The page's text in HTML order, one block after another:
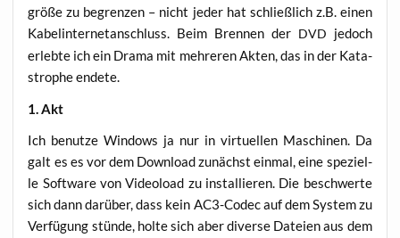
grö­ße zu begren­zen – nicht jeder hat schließ­lich z.B. einen
Kabel­in­ter­net­an­schluss. Beim Bren­nen der DVD jedoch
erleb­te ich ein Dra­ma mit meh­re­ren Akten, das in der Kata­
stro­phe endete.
1. Akt
Ich benut­ze Win­dows ja nur in vir­tu­el­len Maschi­nen. Da
galt es es vor dem Down­load zunächst ein­mal, eine spe­zi­el­
le Soft­ware von Video­load zu instal­lie­ren. Die beschwer­te
sich dann dar­über, dass kein AC3-Codec auf dem Sys­tem zu
Ver­fü­gung stün­de, hol­te sich aber diver­se Datei­en aus dem